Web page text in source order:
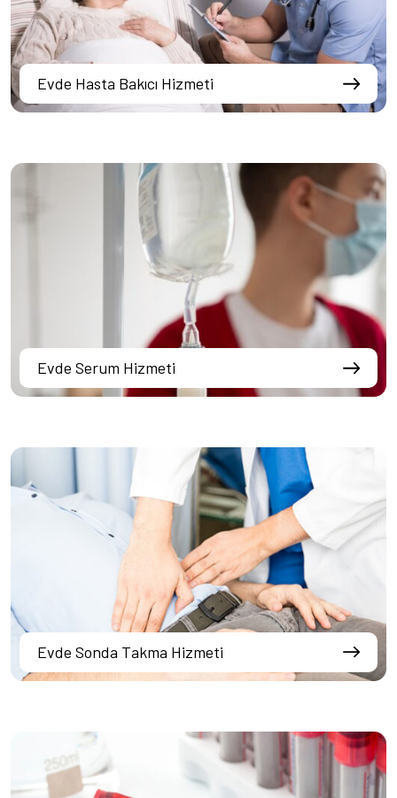
Evde Hasta Bakıcı Hizmeti
Evde Serum Hizmeti
Evde Sonda Takma Hizmeti